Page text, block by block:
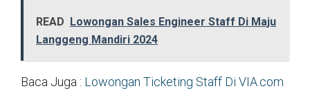
READ
Lowongan Sales Engineer Staff Di Maju
Langgeng Mandiri 2024
Baca Juga : Lowongan Ticketing Staff Di VIA.com